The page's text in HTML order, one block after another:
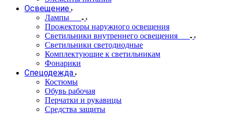
Освещение
Лампы
Прожекторы наружного освещения
Светильники внутреннего освещения
Светильники светодиодные
Комплектующие к светильникам
Фонарики
Спецодежда
Костюмы
Обувь рабочая
Перчатки и рукавицы
Средства защиты